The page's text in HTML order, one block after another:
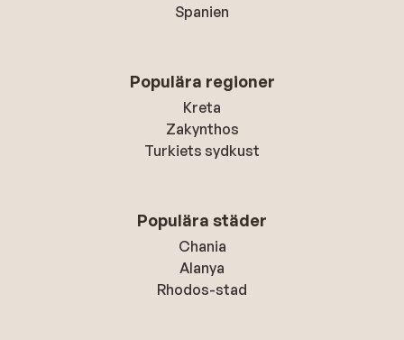
Spanien
Populära regioner
Kreta
Zakynthos
Turkiets sydkust
Populära städer
Chania
Alanya
Rhodos-stad